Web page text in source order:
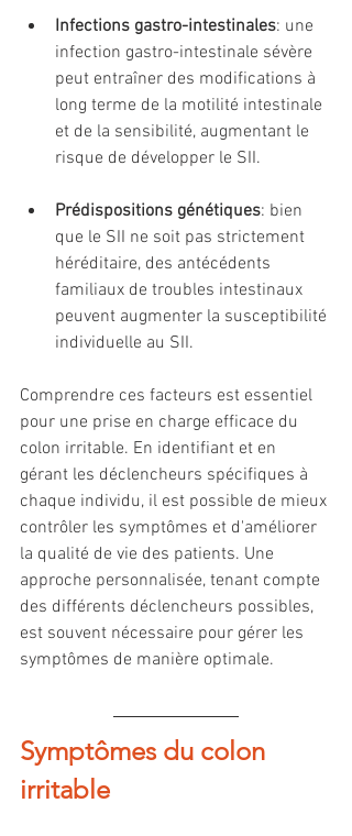
Infections gastro-intestinales: une
infection gastro-intestinale sévère
peut entraîner des modifications à
long terme de la motilité intestinale
et de la sensibilité, augmentant le
risque de développer le SII.
Prédispositions génétiques: bien
que le SII ne soit pas strictement
héréditaire, des antécédents
familiaux de troubles intestinaux
peuvent augmenter la susceptibilité
individuelle au SII.
Comprendre ces facteurs est essentiel
pour une prise en charge efficace du
colon irritable. En identifiant et en
gérant les déclencheurs spécifiques à
chaque individu, il est possible de mieux
contrôler les symptômes et d'améliorer
la qualité de vie des patients. Une
approche personnalisée, tenant compte
des différents déclencheurs possibles,
est souvent nécessaire pour gérer les
symptômes de manière optimale.
Symptômes du colon
irritable